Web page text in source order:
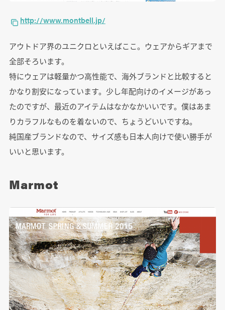
http://www.montbell.jp/
アウトドア界のユニクロといえばここ。ウェアからギアまで
全部そろいます。
特にウェアは軽量かつ高性能で、海外ブランドと比較すると
かなり割安になっています。少し年配向けのイメージがあっ
たのですが、最近のアイテムはなかなかいいです。僕はあま
りカラフルなものを着ないので、ちょうどいいですね。
純国産ブランドなので、サイズ感も日本人向けで使い勝手が
いいと思います。
Marmot